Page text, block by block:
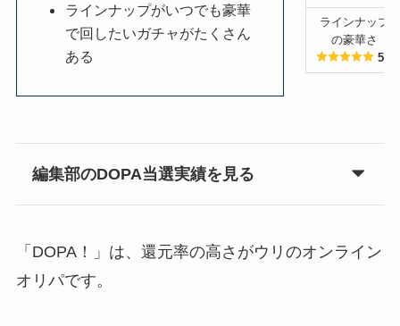
ラインナップがいつでも豪華
で回したいガチャがたくさん
ある
ラインナップ
の豪華さ
5.0
編集部のDOPA当選実績を見る
「DOPA！」は、還元率の高さがウリのオンライン
オリパです。